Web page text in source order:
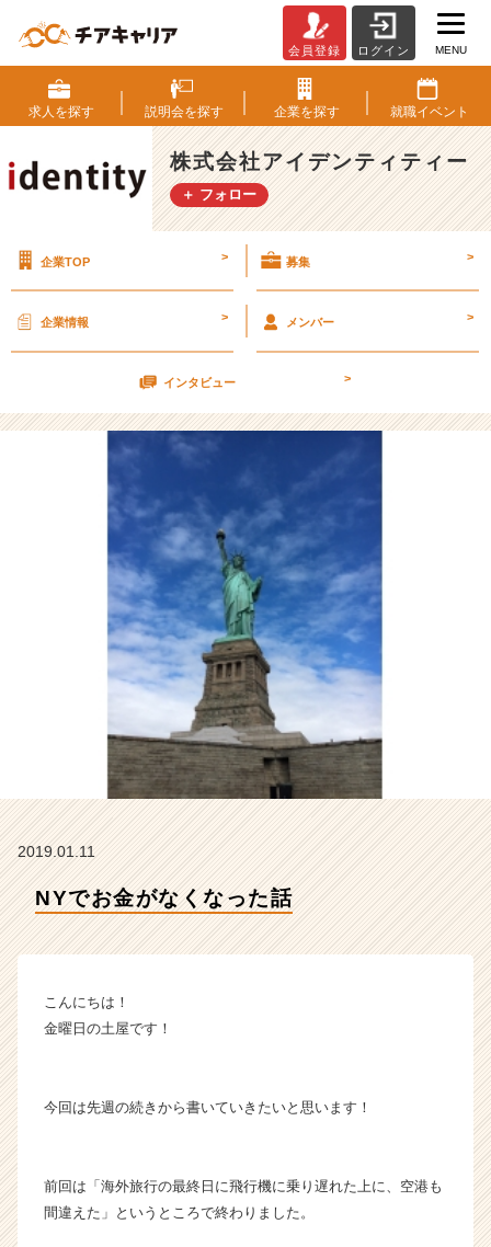
Y
で
お
金
が
な
た
式
会
ア
イ
ィ
テ
ー
の
タ
イ
ム
ラ
イ
ン】
|
ャ
ー・
長
ウ
届
く
会員登録 ログイン MENU
求人を探す 説明会を探す 企業を探す 就職イベント
株式会社アイデンティティー
＋ フォロー
企業TOP > 募集 >
企業情報 > メンバー >
インタビュー >
2019.01.11
NYでお金がなくなった話
こんにちは！
金曜日の土屋です！
今回は先週の続きから書いていきたいと思います！
前回は「海外旅行の最終日に飛行機に乗り遅れた上に、空港も
間違えた」というところで終わりました。